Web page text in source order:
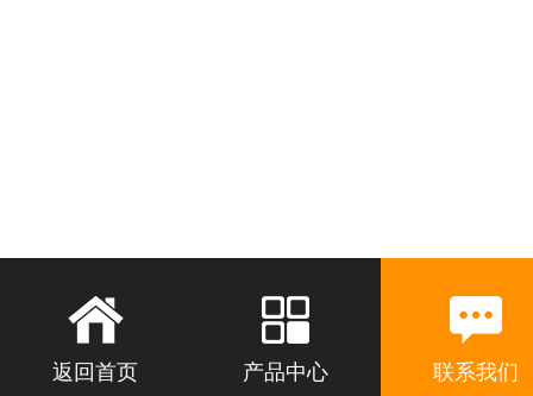
返回首页 产品中心 联系我们